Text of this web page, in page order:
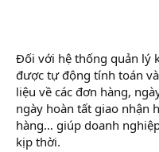
Đối với hệ thống quản lý
được tự động tính toán
liệu về các đơn hàng,
ngày hoàn tất giao nhận
hàng… giúp doanh
kịp thời.